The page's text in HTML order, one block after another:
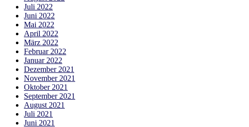
Juli 2022
Juni 2022
Mai 2022
April 2022
März 2022
Februar 2022
Januar 2022
Dezember 2021
November 2021
Oktober 2021
September 2021
August 2021
Juli 2021
Juni 2021